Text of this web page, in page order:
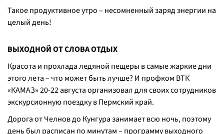
Такое продуктивное утро – несомненный заряд энергии на
целый день!
ВЫХОДНОЙ ОТ СЛОВА ОТДЫХ
Красота и прохлада ледяной пещеры в самые жаркие дни
этого лета – что может быть лучше? И профком ВТК
«КАМАЗ» 20-22 августа организовал для своих сотрудников
экскурсионную поездку в Пермский край.
Дорога от Челнов до Кунгура занимает всю ночь, поэтому
день был расписан по минутам – программу выходного